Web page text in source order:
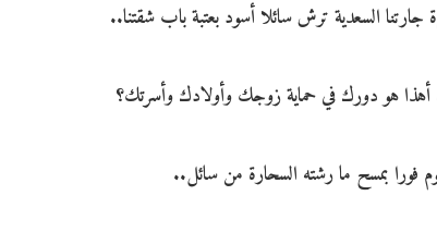
السعدية ترش سائلا أسود بعتبة باب شقتنا..
هو دورك في حماية زوجك وأولادك وأسرتك؟
فورا بمسح ما رشته السحارة من سائل..